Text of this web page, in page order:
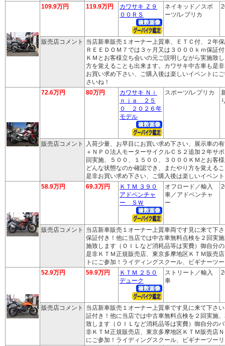
109.9万円
119.9万円
カワサキ Ｚ９
００ＲＳ
ネイキッド／スポ
ーツ/レプリカ
販売店コメント
当店新車販売１オーナー上質車、ＥＴＣ付、２年
ＲＥＥＤＯＭ７では３ヶ月又は３０００ｋｍ保証
ＫＭとお客様立ち会いの元ご説明しながら実施致
方を覚えることも出来ます。カワサキ中古車も是
お買い求め下さい、ご購入後は楽しいイベントに
さいね！
72.6万円
80万円
カワサキ Ｎｉ
ｎｊａ ２５
０ ２０２６年
モデル
スポーツ/レプリカ
販売店コメント
入荷少量、お早目にお買い求め下さい、展示車の
＋ＮＰＯ法人モーターサイクルＣＳ２追加２年サ
回実施、５００、１５００、３０００ＫＭとお客
どんな状態なのか確認でき、またやり方を覚える
是非お買い求め下さい、ご購入後は楽しいイベン
58.9万円
69.3万円
ＫＴＭ ３９０
アドベンチャ
ー ＳＷ
オフロード／輸入
車／アドベンチャ
ー
販売店コメント
当店新車販売１オーナー上質車両です見に来て下
保証付き！他に当店では中古車無料点検を２回実
施致します（ＯＩＬなど消耗品等は実費）御自分
是非ＫＴＭ正規販売店、東京多摩地区ＫＴＭ販売
トにご参加！ライディングスクール、ビギナーツ
52.9万円
59.9万円
ＫＴＭ ２５０
デューク
ストリート／輸入
車
販売店コメント
当店新車販売１オーナー上質車です見に来て下さ
証付き！他に当店では中古車無料点検を２回実施
致します（ＯＩＬなど消耗品等は実費）御自分の
非ＫＴＭ正規販売店、東京多摩地区ＫＴＭ販売店
にご参加！ライディングスクール、ビギナーツー